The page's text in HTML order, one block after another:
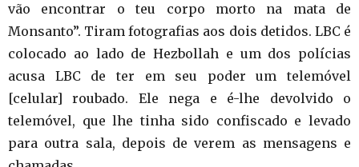
vão encontrar o teu corpo morto na mata de
Monsanto”. Tiram fotografias aos dois detidos. LBC é
colocado ao lado de Hezbollah e um dos polícias
acusa LBC de ter em seu poder um telemóvel
[celular] roubado. Ele nega e é-lhe devolvido o
telemóvel, que lhe tinha sido confiscado e levado
para outra sala, depois de verem as mensagens e